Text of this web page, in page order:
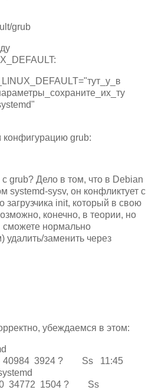
grub
конфигурацию grub:
grub? Дело в том, что в Debian
systemd-sysv, он конфликтует с
загрузчика init, который в свою
конечно, в теории, но
сможете нормально
удалить/заменить через
убеждаемся в этом:
3924 ? Ss 11:45
34772 1504 ? Ss